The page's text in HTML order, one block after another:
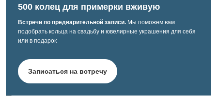
500 колец для примерки вживую
Встречи по предварительной записи. Мы поможем вам
подобрать кольца на свадьбу и ювелирные украшения для себя
или в подарок
Записаться на встречу